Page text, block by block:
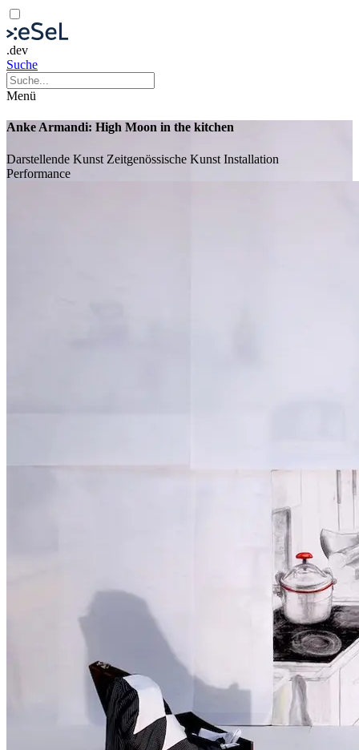
.dev
Suche
Menü
Anke Armandi: High Moon in the kitchen
Darstellende Kunst Zeitgenössische Kunst Installation
Performance